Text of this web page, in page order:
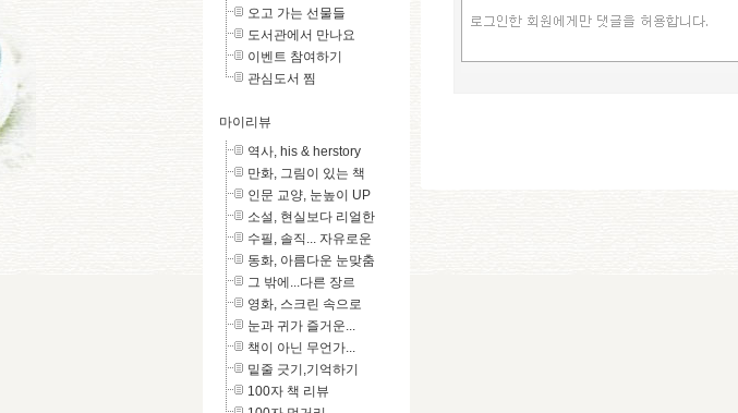
오고 가는 선물들
도서관에서 만나요
이벤트 참여하기
관심도서 찜
마이리뷰
역사, his & herstory
만화, 그림이 있는 책
인문 교양, 눈높이 UP
소설, 현실보다 리얼한
수필, 솔직... 자유로운
동화, 아름다운 눈맞춤
그 밖에...다른 장르
영화, 스크린 속으로
눈과 귀가 즐거운...
책이 아닌 무언가...
밑줄 긋기,기억하기
100자 책 리뷰